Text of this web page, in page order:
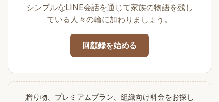
シンプルなLINE会話を通じて家族の物語を残し
ている人々の輪に加わりましょう。
回顧録を始める
贈り物、プレミアムプラン、組織向け料金をお探し